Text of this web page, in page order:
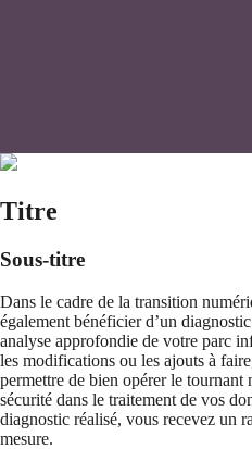
Titre
Sous-titre
Dans le cadre de la transition
également bénéficier d’un
analyse approfondie de votre parc
les modifications ou les ajouts à
permettre de bien opérer le tournant
sécurité dans le traitement de vos
diagnostic réalisé, vous recevez un
mesure.